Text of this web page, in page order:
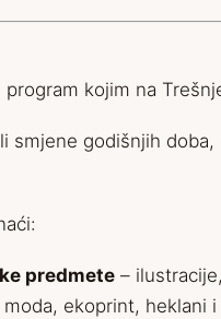
kojim na
smjene godišnjih
predmete –
moda, ekoprint, heklani